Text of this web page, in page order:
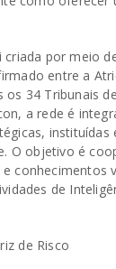
por meio
entre a
os 34 Tribunais
a rede é
instituídas
O objetivo é
conhecimentos
de
de Risco